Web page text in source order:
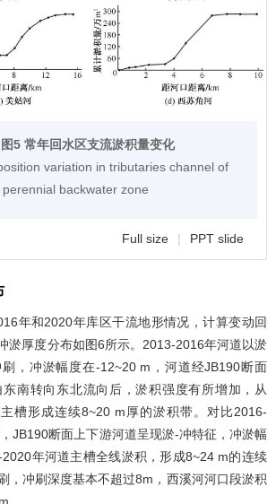
图5 常年回水区支流淤积量变化
variation in tributaries channel of
perennial backwater zone
Full size | PPT slide
年和2020年库区干流地形情况，计算变动回
淤厚度分布如图6所示。2013-2016年河道以淤
，冲淤幅度在-12~20 m，河道经JB190断面
东南转向东北流向后，淤积强度有所增加，从
槽形成连续8~20 m厚的淤积带。对比2016-
JB190断面上下游河道呈现淤-冲特征，冲淤幅
年河道主槽全线淤积，形成8~24 m的连续
，冲刷深度基本不超过8m，西溪河河口段淤积